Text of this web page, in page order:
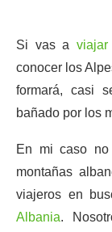
Si vas a
conocer los
formará, casi
bañado por los
En mi caso no
montañas
viajeros en
Albania.